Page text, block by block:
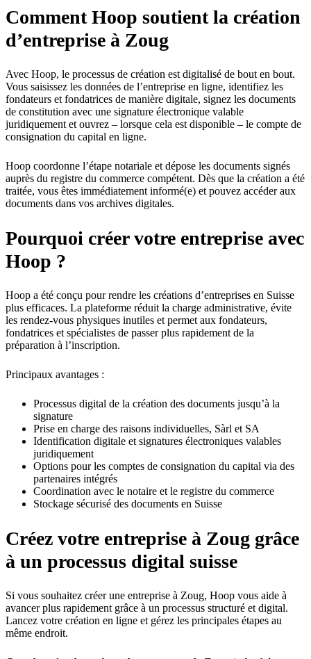
Comment Hoop soutient la création
d’entreprise à Zoug
Avec Hoop, le processus de création est digitalisé de bout en bout.
Vous saisissez les données de l’entreprise en ligne, identifiez les
fondateurs et fondatrices de manière digitale, signez les documents
de constitution avec une signature électronique valable
juridiquement et ouvrez – lorsque cela est disponible – le compte de
consignation du capital en ligne.
Hoop coordonne l’étape notariale et dépose les documents signés
auprès du registre du commerce compétent. Dès que la création a été
traitée, vous êtes immédiatement informé(e) et pouvez accéder aux
documents dans vos archives digitales.
Pourquoi créer votre entreprise avec
Hoop ?
Hoop a été conçu pour rendre les créations d’entreprises en Suisse
plus efficaces. La plateforme réduit la charge administrative, évite
les rendez-vous physiques inutiles et permet aux fondateurs,
fondatrices et spécialistes de passer plus rapidement de la
préparation à l’inscription.
Principaux avantages :
Processus digital de la création des documents jusqu’à la
signature
Prise en charge des raisons individuelles, Sàrl et SA
Identification digitale et signatures électroniques valables
juridiquement
Options pour les comptes de consignation du capital via des
partenaires intégrés
Coordination avec le notaire et le registre du commerce
Stockage sécurisé des documents en Suisse
Créez votre entreprise à Zoug grâce
à un processus digital suisse
Si vous souhaitez créer une entreprise à Zoug, Hoop vous aide à
avancer plus rapidement grâce à un processus structuré et digital.
Lancez votre création en ligne et gérez les principales étapes au
même endroit.